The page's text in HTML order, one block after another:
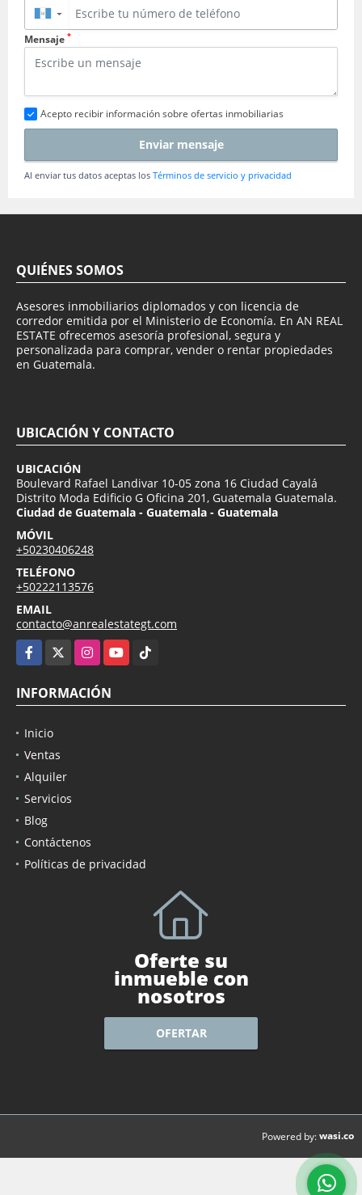
▼
Mensaje *
Acepto recibir información sobre ofertas inmobiliarias
Enviar mensaje
Al enviar tus datos aceptas los Términos de servicio y privacidad
QUIÉNES SOMOS
Asesores inmobiliarios diplomados y con licencia de
corredor emitida por el Ministerio de Economía. En AN REAL
ESTATE ofrecemos asesoría profesional, segura y
personalizada para comprar, vender o rentar propiedades
en Guatemala.
UBICACIÓN Y CONTACTO
UBICACIÓN
Boulevard Rafael Landivar 10-05 zona 16 Ciudad Cayalá
Distrito Moda Edificio G Oficina 201, Guatemala Guatemala.
Ciudad de Guatemala - Guatemala - Guatemala
MÓVIL
+50230406248
TELÉFONO
+50222113576
EMAIL
contacto@anrealestategt.com
Facebook
InstagramYouTubeTikTok
INFORMACIÓN
Inicio
Ventas
Alquiler
Servicios
Blog
Contáctenos
Políticas de privacidad
Oferte su
inmueble con
nosotros
OFERTAR
Powered by:wasi.co